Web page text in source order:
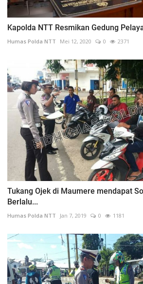
Kapolda NTT Resmikan Gedung
Humas Polda NTT Mei 12, 2020 0 2371
Tukang Ojek di Maumere mendapat
Berlalu...
Humas Polda NTT Jan 7, 2019 0 1181